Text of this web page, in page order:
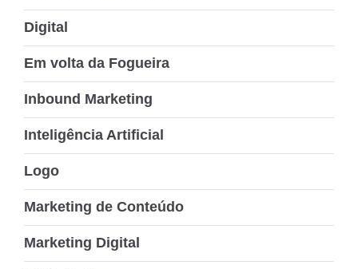
Digital
Em volta da Fogueira
Inbound Marketing
Inteligência Artificial
Logo
Marketing de Conteúdo
Marketing Digital